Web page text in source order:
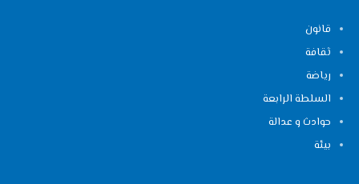
قانون
ثقافة
رياضة
السلطة الرابعة
حوادث و عدالة
بيئة